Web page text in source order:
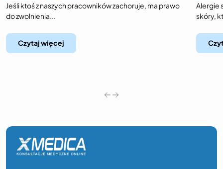
Jeśli ktoś z naszych pracowników zachoruje, ma prawo
do zwolnienia...
Czytaj więcej
Alergie
skóry,